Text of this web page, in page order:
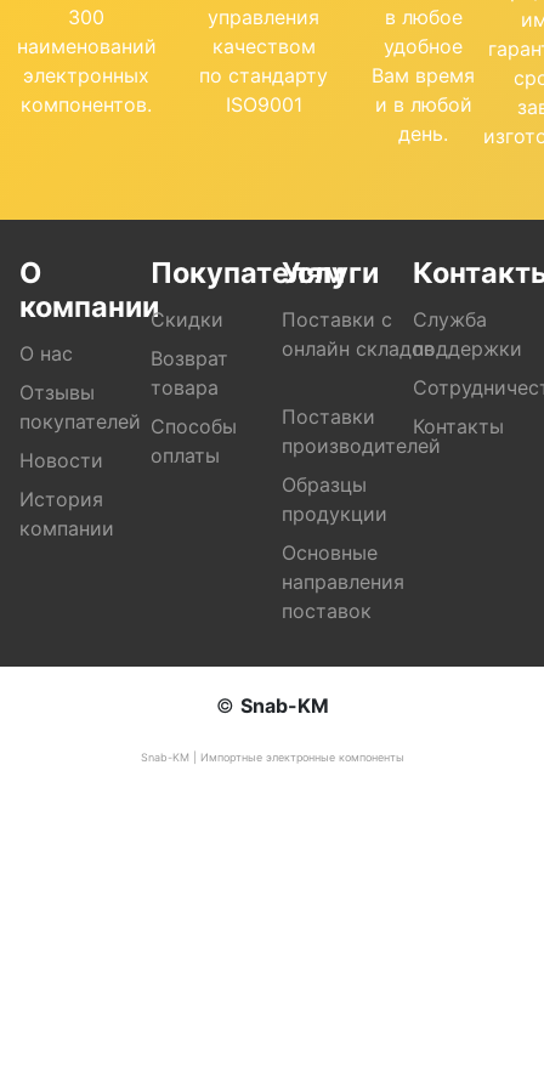
300
наименований
электронных
компонентов.
управления
качеством
по стандарту
ISO9001
в любое
удобное
Вам время
и в любой
день.
О
компании
О нас
Отзывы
покупателей
Новости
История
компании
Покупателям
Скидки
Возврат
товара
Способы
оплаты
Услуги
Поставки с
онлайн складов
Поставки
производителей
Образцы
продукции
Основные
направления
поставок
Служба
поддержки
Контакты
© Snab-KM
Snab-KM | Импортные электронные компоненты